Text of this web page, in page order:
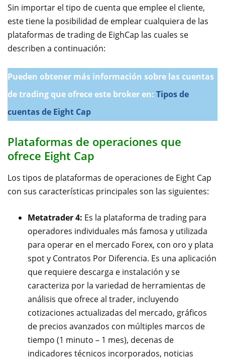
Sin importar el tipo de cuenta que emplee el cliente,
este tiene la posibilidad de emplear cualquiera de las
plataformas de trading de EighCap las cuales se
describen a continuación:
Pueden obtener más información sobre las cuentas
de trading que ofrece este broker en: Tipos de
cuentas de Eight Cap
Plataformas de operaciones que
ofrece Eight Cap
Los tipos de plataformas de operaciones de Eight Cap
con sus características principales son las siguientes:
Metatrader 4: Es la plataforma de trading para
operadores individuales más famosa y utilizada
para operar en el mercado Forex, con oro y plata
spot y Contratos Por Diferencia. Es una aplicación
que requiere descarga e instalación y se
caracteriza por la variedad de herramientas de
análisis que ofrece al trader, incluyendo
cotizaciones actualizadas del mercado, gráficos
de precios avanzados con múltiples marcos de
tiempo (1 minuto – 1 mes), decenas de
indicadores técnicos incorporados, noticias